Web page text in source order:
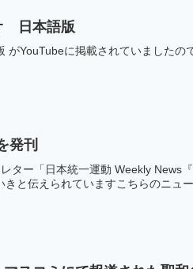
日本語版
に掲載されていましたので
発刊
ター「日本統一運動 Weekly News
と伝えられていますこちらのニュー